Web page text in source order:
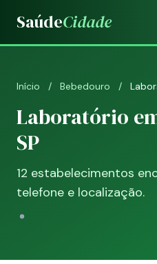
SaúdeCidade
Início / Bebedouro /
Laboratório
SP
12 estabelecimentos
telefone e localização.